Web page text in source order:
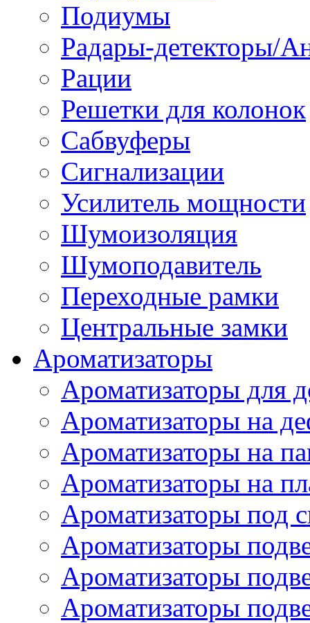
Подиумы
Радары-детекторы/
Рации
Решетки для колонок
Сабвуферы
Сигнализации
Усилитель мощности
Шумоизоляция
Шумоподавитель
Переходные рамки
Центральные замки
Ароматизаторы
Ароматизаторы для
Ароматизаторы на
Ароматизаторы на
Ароматизаторы на
Ароматизаторы под
Ароматизаторы
Ароматизаторы
Ароматизаторы